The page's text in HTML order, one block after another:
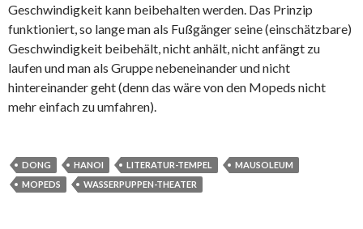
Geschwindigkeit kann beibehalten werden. Das Prinzip
funktioniert, so lange man als Fußgänger seine (einschätzbare)
Geschwindigkeit beibehält, nicht anhält, nicht anfängt zu
laufen und man als Gruppe nebeneinander und nicht
hintereinander geht (denn das wäre von den Mopeds nicht
mehr einfach zu umfahren).
DONG HANOI LITERATUR-TEMPEL
MAUSOLEUM
MOPEDS
WASSERPUPPEN-THEATER